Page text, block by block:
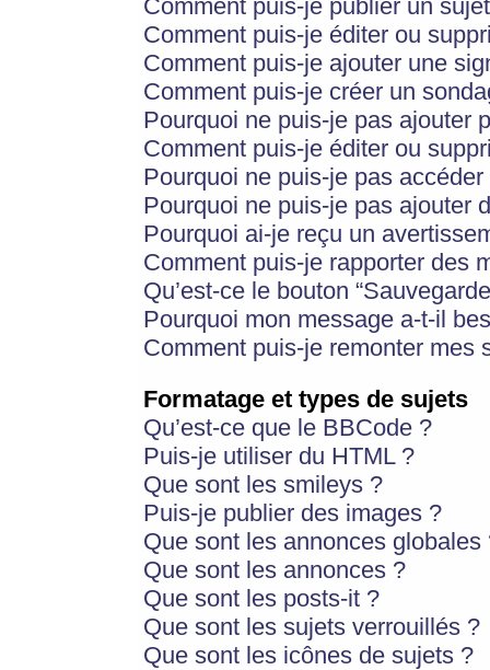
Comment puis-je publier un
Comment puis-je éditer ou
Comment puis-je ajouter une
Comment puis-je créer un
Pourquoi ne puis-je pas ajouter
Comment puis-je éditer ou
Pourquoi ne puis-je pas
Pourquoi ne puis-je pas ajouter
Pourquoi ai-je reçu un
Comment puis-je rapporter des
Qu’est-ce le bouton
Pourquoi mon message a-t-il
Comment puis-je remonter mes
Formatage et types de sujets
Qu’est-ce que le BBCode ?
Puis-je utiliser du HTML ?
Que sont les smileys ?
Puis-je publier des images ?
Que sont les annonces globales
Que sont les annonces ?
Que sont les posts-it ?
Que sont les sujets verrouillés ?
Que sont les icônes de sujets ?